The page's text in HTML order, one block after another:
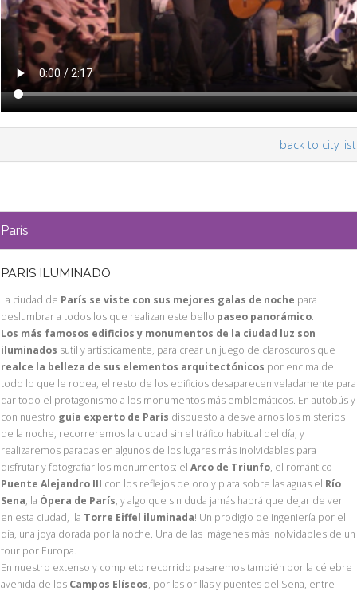
back to city list
París
PARIS ILUMINADO
La ciudad de París se viste con sus mejores galas de noche para
deslumbrar a todos los que realizan este bello paseo panorámico.
Los más famosos edificios y monumentos de la ciudad luz son
iluminados sutil y artísticamente, para crear un juego de claroscuros que
realce la belleza de sus elementos arquitectónicos por encima de
todo lo que le rodea, el resto de los edificios desaparecen veladamente para
dar todo el protagonismo a los monumentos más emblemáticos. En autobús y
con nuestro guía experto de París dispuesto a desvelarnos los misterios
de la noche, recorreremos la ciudad sin el tráfico habitual del día, y
realizaremos paradas en algunos de los lugares más inolvidables para
disfrutar y fotografiar los monumentos: el Arco de Triunfo, el romántico
Puente Alejandro III con los reflejos de oro y plata sobre las aguas el Río
Sena, la Ópera de París, y algo que sin duda jamás habrá que dejar de ver
en esta ciudad, ¡la Torre Eiffel iluminada! Un prodigio de ingeniería por el
día, una joya dorada por la noche. Una de las imágenes más inolvidables de un
tour por Europa.
En nuestro extenso y completo recorrido pasaremos también por la célebre
avenida de los Campos Elíseos, por las orillas y puentes del Sena, entre